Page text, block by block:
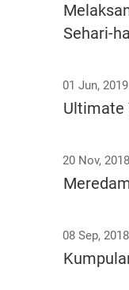
Sehari-
01 Jun, 2019
Ultimate
20 Nov, 2018
08 Sep, 2018